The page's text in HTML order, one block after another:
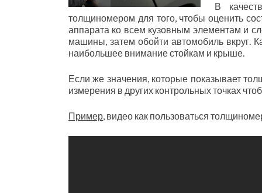
В
толщиномером для того, чтобы оценить
аппарата ко всем кузовным элементам и
машины, затем обойти автомобиль вкруг.
наибольшее внимание стойкам и крыше.
Если же значения, которые показывает
измерения в других контрольных точках
Пример, видео как пользоваться